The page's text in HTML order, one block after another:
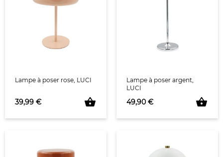
Lampe à poser rose, LUCI
Prix
39,99 € shopping_basket
Lampe à poser argent,
LUCI
Prix
49,90 € shopping_basket